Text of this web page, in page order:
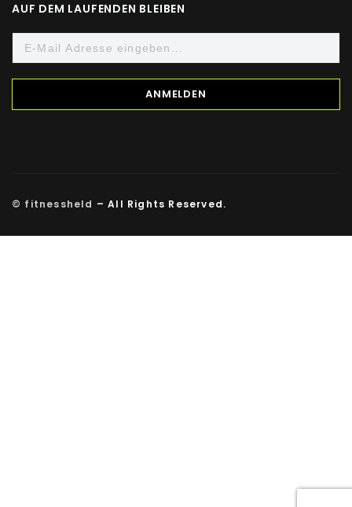
AUF DEM LAUFENDEN BLEIBEN
© fitnessheld – All Rights Reserved.